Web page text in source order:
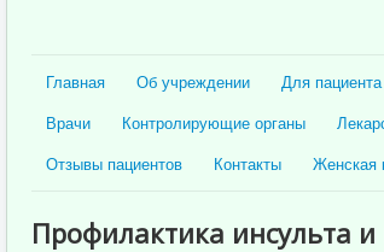
Главная Об учреждении Для пациента
Врачи
Контролирующие органы
Отзывы пациентов
Контакты Женская
Профилактика инсульта